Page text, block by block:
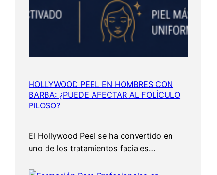
HOLLYWOOD PEEL EN HOMBRES CON
BARBA: ¿PUEDE AFECTAR AL FOLÍCULO
PILOSO?
El Hollywood Peel se ha convertido en
uno de los tratamientos faciales…